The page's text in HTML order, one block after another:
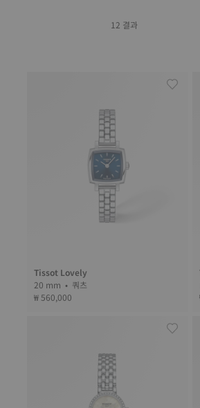
12 결과
Tissot Lovely
20 mm • 쿼츠
₩ 560,000